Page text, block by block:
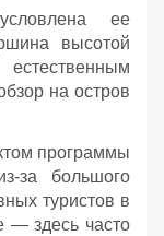
ее
высотой
на остров
программы
за большого
туристов в
— здесь часто